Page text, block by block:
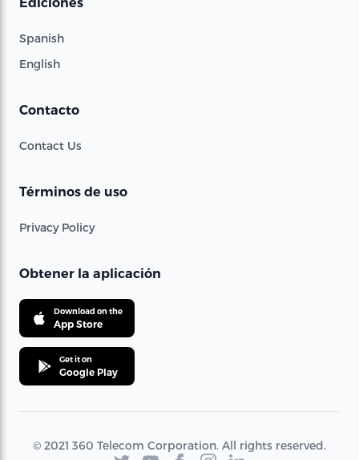
Spanish
English
Contacto
Contact Us
Términos de uso
Privacy Policy
Obtener la aplicación
Download on the
App Store
Get it on
Google Play
© 2021 360 Telecom Corporation. All rights reserved.